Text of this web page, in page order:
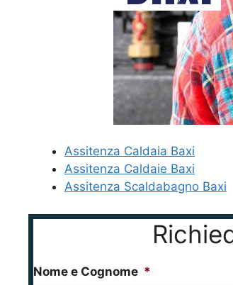
Assitenza Caldaia Baxi
Assitenza Caldaie Baxi
Assitenza Scaldabagno Baxi
Nome e Cognome *